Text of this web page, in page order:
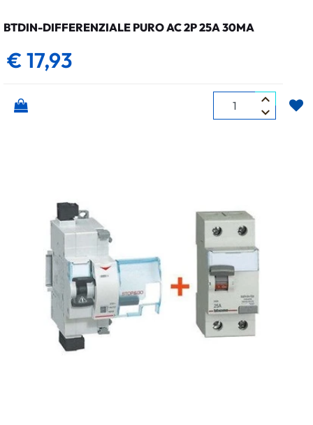
BTDIN-DIFFERENZIALE PURO AC 2P 25A 30MA
€ 17,93
Quantità